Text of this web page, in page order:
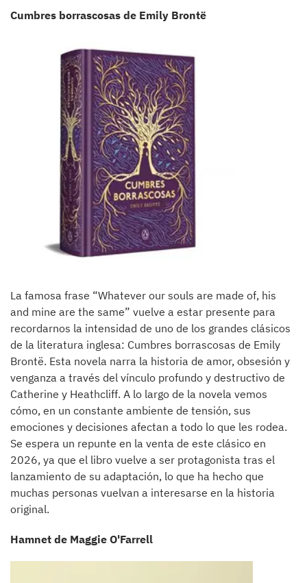
Cumbres borrascosas de Emily Brontë
La famosa frase “Whatever our souls are made of, his
and mine are the same” vuelve a estar presente para
recordarnos la intensidad de uno de los grandes clásicos
de la literatura inglesa: Cumbres borrascosas de Emily
Brontë. Esta novela narra la historia de amor, obsesión y
venganza a través del vínculo profundo y destructivo de
Catherine y Heathcliff. A lo largo de la novela vemos
cómo, en un constante ambiente de tensión, sus
emociones y decisiones afectan a todo lo que les rodea.
Se espera un repunte en la venta de este clásico en
2026, ya que el libro vuelve a ser protagonista tras el
lanzamiento de su adaptación, lo que ha hecho que
muchas personas vuelvan a interesarse en la historia
original.
Hamnet de Maggie O'Farrell